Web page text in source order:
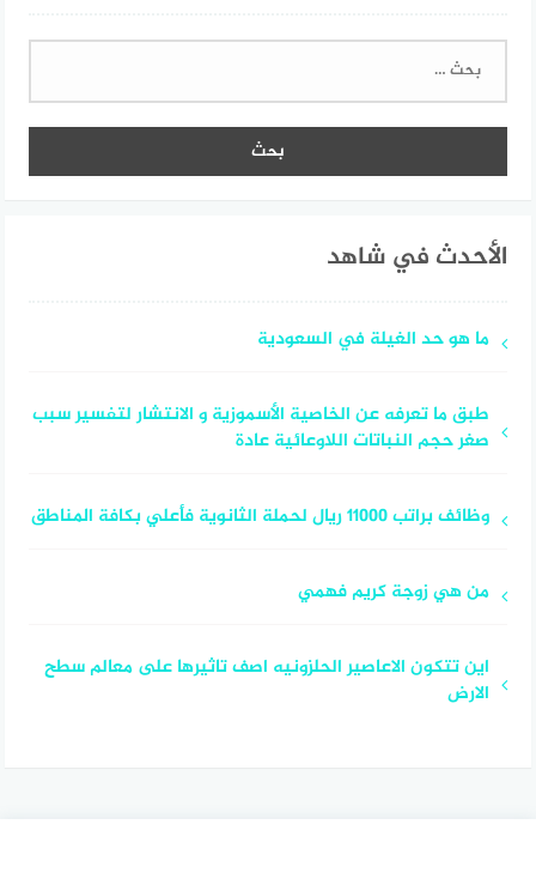
البحث
الأحدث في شاهد
ما هو حد الغيلة في السعودية
طبق ما تعرفه عن الخاصية الأسموزية و الانتشار لتفسير سبب
صغر حجم النباتات اللاوعائية عادة
وظائف براتب 11000 ريال لحملة الثانوية فأعلي بكافة المناطق
من هي زوجة كريم فهمي
اين تتكون الاعاصير الحلزونيه اصف تاثيرها على معالم سطح
الارض